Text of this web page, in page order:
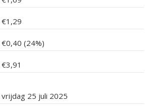
€1,29
€0,40 (24%)
€3,91
vrijdag 25 juli 2025